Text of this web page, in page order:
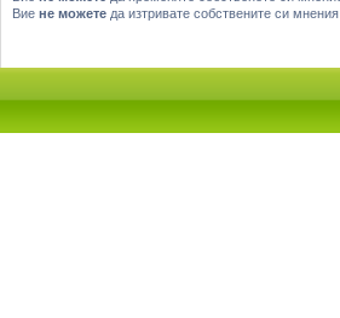
Вие не можете да изтривате собствените си мнения
Начало форум